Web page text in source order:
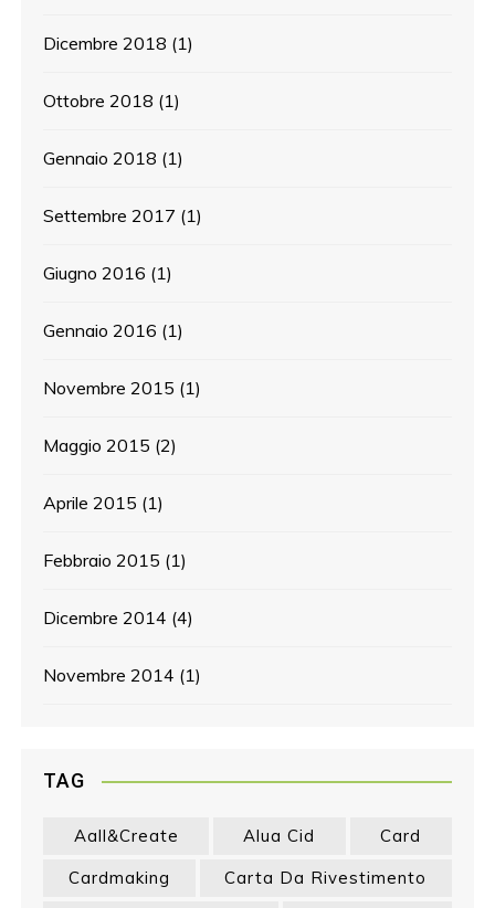
Dicembre 2018 (1)
Ottobre 2018 (1)
Gennaio 2018 (1)
Settembre 2017 (1)
Giugno 2016 (1)
Gennaio 2016 (1)
Novembre 2015 (1)
Maggio 2015 (2)
Aprile 2015 (1)
Febbraio 2015 (1)
Dicembre 2014 (4)
Novembre 2014 (1)
TAG
Aall&create Alua Cid
Card
Cardmaking
Carta Da Rivestimento